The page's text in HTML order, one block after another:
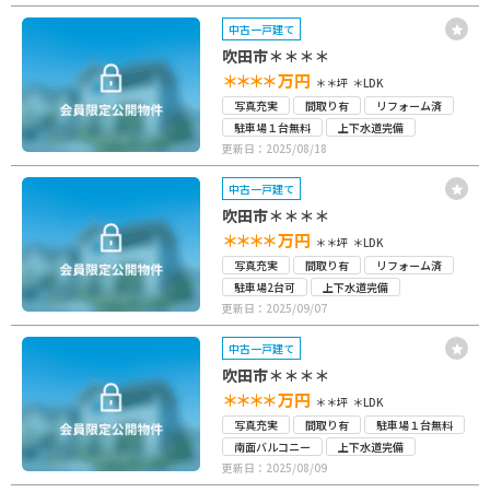
中古一戸建て
吹田市＊＊＊＊
＊＊＊＊万円 ＊＊坪 ＊LDK
写真充実
間取り有
リフォーム済
駐車場１台無料
上下水道完備
更新日：2025/08/18
中古一戸建て
吹田市＊＊＊＊
＊＊＊＊万円 ＊＊坪 ＊LDK
写真充実
間取り有
リフォーム済
駐車場2台可
上下水道完備
更新日：2025/09/07
中古一戸建て
吹田市＊＊＊＊
＊＊＊＊万円 ＊＊坪 ＊LDK
写真充実
間取り有
駐車場１台無料
南面バルコニー
上下水道完備
更新日：2025/08/09